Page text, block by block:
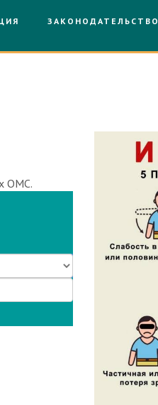
ЗАКОНОДАТЕЛЬСТВО
ОМС.